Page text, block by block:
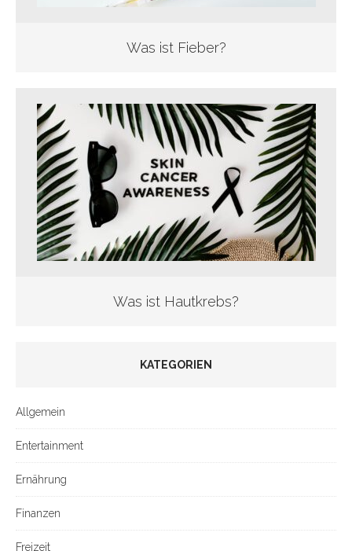
Was ist Fieber?
Was ist Hautkrebs?
KATEGORIEN
Allgemein
Entertainment
Ernährung
Finanzen
Freizeit